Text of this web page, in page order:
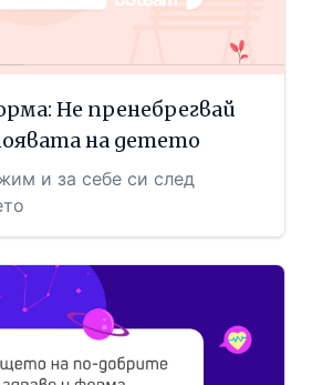
Не пренебрегвай
на детето
и за себе си след